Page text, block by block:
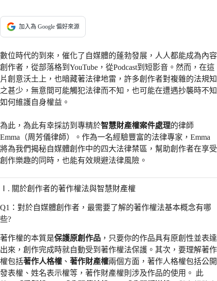
加入為 Google 偏好來源
數位時代的到來，催化了自媒體的蓬勃發展，人人都能成為內容
創作者，從部落格到YouTube，從Podcast到短影音。然而，在這
片創意沃土上，也暗藏著法律地雷，許多創作者對複雜的法規知
之甚少，無意間可能觸犯法律而不知，也可能在遭遇抄襲時不知
如何維護自身權益。
為此，為此有幸採訪到專精於智慧財產權案件處理的律師
Emma（周芳儀律師）。作為一名經驗豐富的法律專家，Emma
將為我們揭秘自媒體創作中的四大法律禁區，幫助創作者在享受
創作樂趣的同時，也能有效規避法律風險。
Ⅰ. 關於創作者的著作權法與智慧財產權
Q1：對於自媒體創作者，最需要了解的著作權法基本概念有哪
些?
著作權的本質是保護原創作品 ，只要你的作品具有原創性並表達
出來，創作完成時就自動受到著作權法保護。其次，要理解著作
權包括著作人格權 、 著作財產權兩個方面，著作人格權包括公開
發表權、姓名表示權等，著作財產權則涉及作品的使用。 此